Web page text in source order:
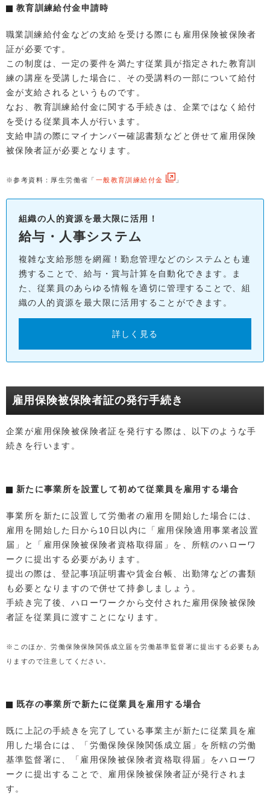
教育訓練給付金申請時
職業訓練給付金などの支給を受ける際にも雇用保険被保険者
証が必要です。
この制度は、一定の要件を満たす従業員が指定された教育訓
練の講座を受講した場合に、その受講料の一部について給付
金が支給されるというものです。
なお、教育訓練給付金に関する手続きは、企業ではなく給付
を受ける従業員本人が行います。
支給申請の際にマイナンバー確認書類などと併せて雇用保険
被保険者証が必要となります。
※参考資料：厚生労働省「 一般教育訓練給付金 」
組織の人的資源を最大限に活用！
給与・人事システム
複雑な支給形態を網羅！勤怠管理などのシステムとも連
携することで、給与・賞与計算を自動化できます。ま
た、従業員のあらゆる情報を適切に管理することで、組
織の人的資源を最大限に活用することができます。
詳しく見る
雇用保険被保険者証の発行手続き
企業が雇用保険被保険者証を発行する際は、以下のような手
続きを行います。
新たに事業所を設置して初めて従業員を雇用する場合
事業所を新たに設置して労働者の雇用を開始した場合には、
雇用を開始した日から10日以内に「雇用保険適用事業者設置
届」と「雇用保険被保険者資格取得届」を、所轄のハローワ
ークに提出する必要があります。
提出の際は、登記事項証明書や賃金台帳、出勤簿などの書類
も必要となりますので併せて持参しましょう。
手続き完了後、ハローワークから交付された雇用保険被保険
者証を従業員に渡すことになります。
※このほか、労働保険保険関係成立届を労働基準監督署に提出する必要もあ
りますので注意してください。
既存の事業所で新たに従業員を雇用する場合
既に上記の手続きを完了している事業主が新たに従業員を雇
用した場合には、「労働保険保険関係成立届」を所轄の労働
基準監督署に、「雇用保険被保険者資格取得届」をハローワ
ークに提出することで、雇用保険被保険者証が発行されま
す。